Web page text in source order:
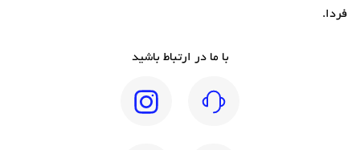
فردا.
با ما در ارتباط باشید